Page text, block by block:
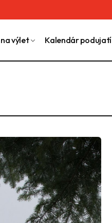
výlet Kalendár podujatí